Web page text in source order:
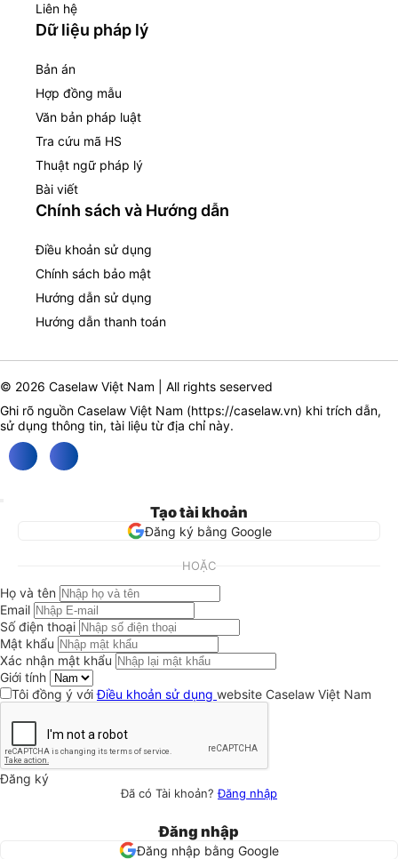
Liên hệ
Dữ liệu pháp lý
Bản án
Hợp đồng mẫu
Văn bản pháp luật
Tra cứu mã HS
Thuật ngữ pháp lý
Bài viết
Chính sách và Hướng dẫn
Điều khoản sử dụng
Chính sách bảo mật
Hướng dẫn sử dụng
Hướng dẫn thanh toán
© 2026 Caselaw Việt Nam | All rights seserved
Ghi rõ nguồn Caselaw Việt Nam (https://caselaw.vn) khi trích dẫn,
sử dụng thông tin, tài liệu từ địa chỉ này.
Tạo tài khoản
Đăng ký bằng Google
HOẶC
Họ và tên
Email
Số điện thoại
Mật khẩu
Xác nhận mật khẩu
Giới tính
Tôi đồng ý vớiĐiều khoản sử dụng website Caselaw Việt Nam
Đăng ký
Đã có Tài khoản?Đăng nhập
Đăng nhập
Đăng nhập bằng Google